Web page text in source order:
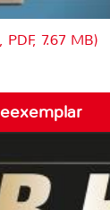
7.67 MB)